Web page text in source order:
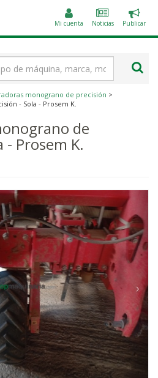
Mi cuenta Noticias
un
Publicar
monograno de precisión >
- Sola - Prosem K.
de
- Prosem K.
›